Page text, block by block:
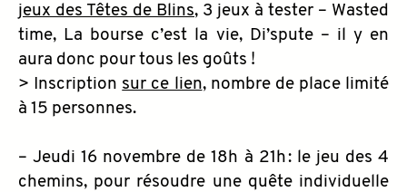
jeux des Têtes de Blins, 3 jeux à tester – Wasted
time, La bourse c’est la vie, Di’spute – il y en
aura donc pour tous les goûts !
> Inscription sur ce lien, nombre de place limité
à 15 personnes.
– Jeudi 16 novembre de 18h à 21h : le jeu des 4
chemins, pour résoudre une quête individuelle